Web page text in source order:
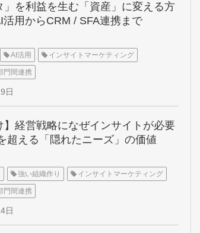
」を利益を生む「資産」に変える方
活用からCRM / SFA連携まで
AI活用 インサイトマーケティング
門間連携
日
】経営戦略になぜインサイトが必要
超える「隠れたニーズ」の価値
強い組織作り インサイトマーケティング
門間連携
日